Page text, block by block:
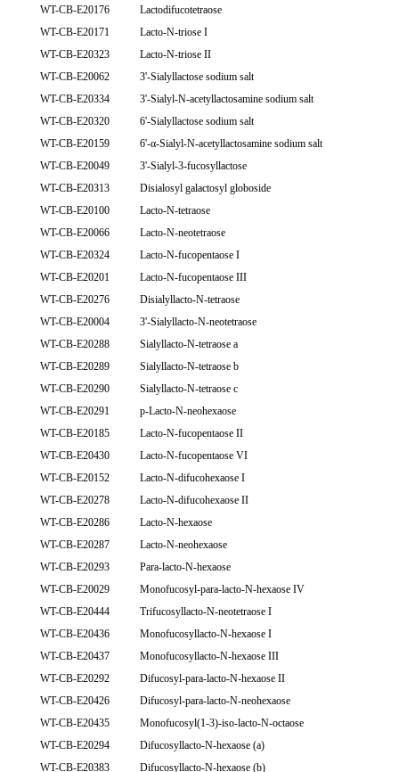
WT-CB-E20176
Lactodifucotetraose
WT-CB-E20171
Lacto-N-triose I
WT-CB-E20323
Lacto-N-triose II
WT-CB-E20062
3'-Sialyllactose sodium salt
WT-CB-E20334
3'-Sialyl-N-acetyllactosamine sodium salt
WT-CB-E20320
6'-Sialyllactose sodium salt
WT-CB-E20159
6'-α-Sialyl-N-acetyllactosamine sodium salt
WT-CB-E20049
3'-Sialyl-3-fucosyllactose
WT-CB-E20313
Disialosyl galactosyl globoside
WT-CB-E20100
Lacto-N-tetraose
WT-CB-E20066
Lacto-N-neotetraose
WT-CB-E20324
Lacto-N-fucopentaose I
WT-CB-E20201
Lacto-N-fucopentaose III
WT-CB-E20276
Disialyllacto-N-tetraose
WT-CB-E20004
3'-Sialyllacto-N-neotetraose
WT-CB-E20288
Sialyllacto-N-tetraose a
WT-CB-E20289
Sialyllacto-N-tetraose b
WT-CB-E20290
Sialyllacto-N-tetraose c
WT-CB-E20291
p-Lacto-N-neohexaose
WT-CB-E20185
Lacto-N-fucopentaose II
WT-CB-E20430
Lacto-N-fucopentaose VI
WT-CB-E20152
Lacto-N-difucohexaose I
WT-CB-E20278
Lacto-N-difucohexaose II
WT-CB-E20286
Lacto-N-hexaose
WT-CB-E20287
Lacto-N-neohexaose
WT-CB-E20293
Para-lacto-N-hexaose
WT-CB-E20029
Monofucosyl-para-lacto-N-hexaose IV
WT-CB-E20444
Trifucosyllacto-N-neotetraose I
WT-CB-E20436
Monofucosyllacto-N-hexaose I
WT-CB-E20437
Monofucosyllacto-N-hexaose III
WT-CB-E20292
Difucosyl-para-lacto-N-hexaose II
WT-CB-E20426
Difucosyl-para-lacto-N-neohexaose
WT-CB-E20435
Monofucosyl(1-3)-iso-lacto-N-octaose
WT-CB-E20294
Difucosyllacto-N-hexaose (a)
WT-CB-E20383
Difucosyllacto-N-hexaose (b)